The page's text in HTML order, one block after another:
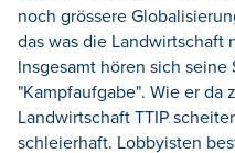
noch grössere
das was die Landwirtschaft
Insgesamt hören sich
"Kampfaufgabe". Wie er da
Landwirtschaft TTIP
schleierhaft. Lobbyisten